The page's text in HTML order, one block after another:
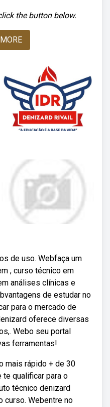
the button below.
de uso. Webfaça um
, curso técnico em
análises clínicas e
de estudar no
para o mercado de
oferece diversas
Webo seu portal
ferramentas!
mais rápido + de 30
te qualificar para o
técnico denizard
curso. Webentre no